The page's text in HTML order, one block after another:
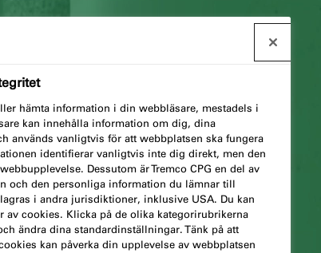
fönster,
större
hämta information i din webbläsare, mestadels i
kan innehålla information om dig, dina
används vanligtvis för att webbplatsen ska fungera
identifierar vanligtvis inte dig direkt, men den
Dessutom är Tremco CPG en del av
och den personliga information du lämnar till
i andra jurisdiktioner, inklusive USA. Du kan
av cookies. Klicka på de olika kategorirubrikerna
ändra dina standardinställningar. Tänk på att
kan påverka din upplevelse av webbplatsen